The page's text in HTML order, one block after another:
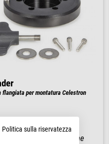
flangiata per montatura Celestron
1-2 settimane
Politica sulla riservatezza